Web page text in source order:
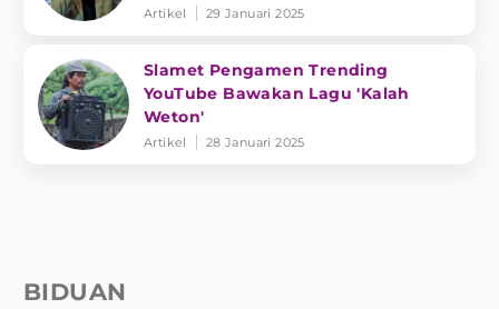
Artikel 29 Januari 2025
Slamet Pengamen Trending
YouTube Bawakan Lagu 'Kalah
Weton'
Artikel 28 Januari 2025
BIDUAN